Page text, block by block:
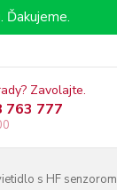
Zavolajte.
763 777
s HF